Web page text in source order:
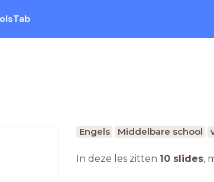
Engels Middelbare school
In deze les zitten 10 slides,